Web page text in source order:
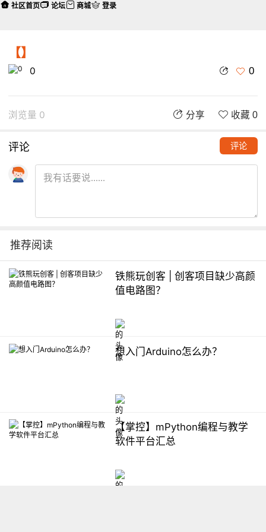
【】
0 0
浏览量 0 分享 收藏 0
评论 评论
推荐阅读
铁熊玩创客 | 创客项目缺少高颜
值电路图？
想入门Arduino怎么办？
【掌控】mPython编程与教学
软件平台汇总
社区首页 论坛 商城 登录